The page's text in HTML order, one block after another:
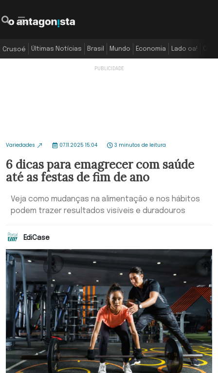
Crusoé Últimas Notícias Brasil Mundo Economia Lado oa!
Variedades 07.11.2025 15:04 3 minutos de leitura
6 dicas para emagrecer com saúde
até as festas de fim de ano
Veja como mudanças na alimentação e nos hábitos
podem trazer resultados visíveis e duradouros
EdiCase